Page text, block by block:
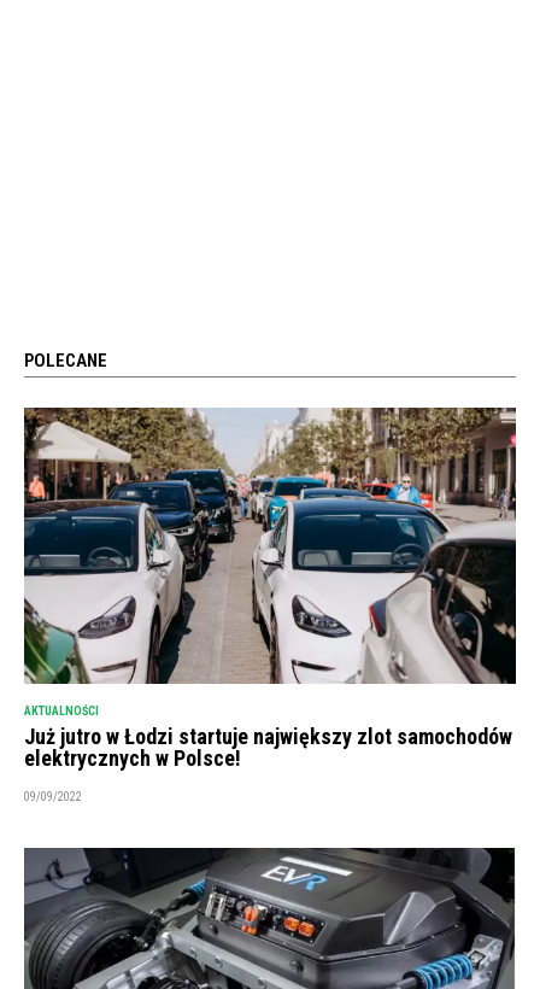
POLECANE
AKTUALNOŚCI
Już jutro w Łodzi startuje największy zlot samochodów
elektrycznych w Polsce!
09/09/2022